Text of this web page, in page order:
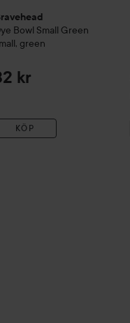
Bowl Small Green
green
kr
KÖP